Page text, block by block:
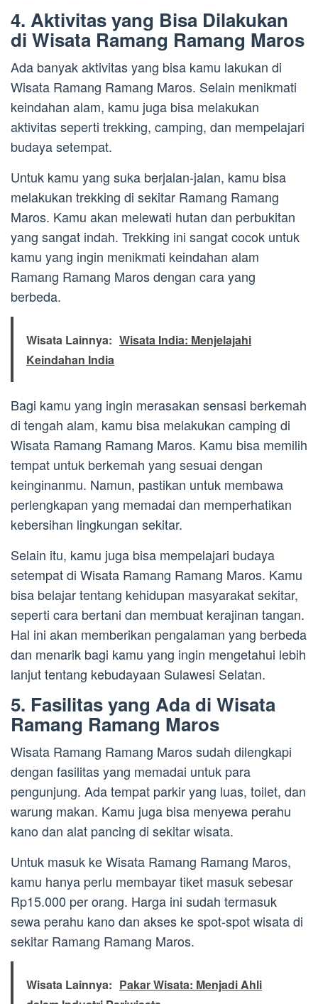
4. Aktivitas yang Bisa Dilakukan
di Wisata Ramang Ramang Maros
Ada banyak aktivitas yang bisa kamu lakukan di
Wisata Ramang Ramang Maros. Selain menikmati
keindahan alam, kamu juga bisa melakukan
aktivitas seperti trekking, camping, dan mempelajari
budaya setempat.
Untuk kamu yang suka berjalan-jalan, kamu bisa
melakukan trekking di sekitar Ramang Ramang
Maros. Kamu akan melewati hutan dan perbukitan
yang sangat indah. Trekking ini sangat cocok untuk
kamu yang ingin menikmati keindahan alam
Ramang Ramang Maros dengan cara yang
berbeda.
Wisata Lainnya: Wisata India: Menjelajahi
Keindahan India
Bagi kamu yang ingin merasakan sensasi berkemah
di tengah alam, kamu bisa melakukan camping di
Wisata Ramang Ramang Maros. Kamu bisa memilih
tempat untuk berkemah yang sesuai dengan
keinginanmu. Namun, pastikan untuk membawa
perlengkapan yang memadai dan memperhatikan
kebersihan lingkungan sekitar.
Selain itu, kamu juga bisa mempelajari budaya
setempat di Wisata Ramang Ramang Maros. Kamu
bisa belajar tentang kehidupan masyarakat sekitar,
seperti cara bertani dan membuat kerajinan tangan.
Hal ini akan memberikan pengalaman yang berbeda
dan menarik bagi kamu yang ingin mengetahui lebih
lanjut tentang kebudayaan Sulawesi Selatan.
5. Fasilitas yang Ada di Wisata
Ramang Ramang Maros
Wisata Ramang Ramang Maros sudah dilengkapi
dengan fasilitas yang memadai untuk para
pengunjung. Ada tempat parkir yang luas, toilet, dan
warung makan. Kamu juga bisa menyewa perahu
kano dan alat pancing di sekitar wisata.
Untuk masuk ke Wisata Ramang Ramang Maros,
kamu hanya perlu membayar tiket masuk sebesar
Rp15.000 per orang. Harga ini sudah termasuk
sewa perahu kano dan akses ke spot-spot wisata di
sekitar Ramang Ramang Maros.
Wisata Lainnya: Pakar Wisata: Menjadi Ahli